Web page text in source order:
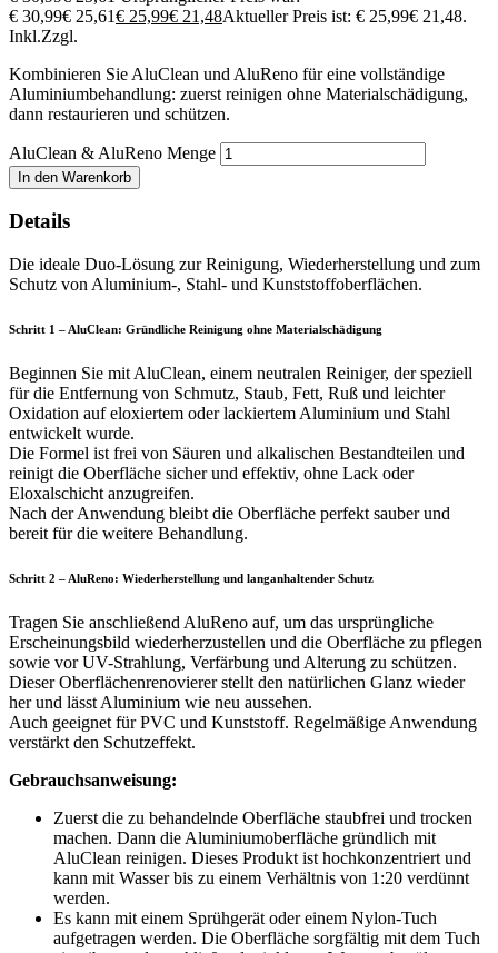
€ 30,99€ 25,61€ 25,99€ 21,48Aktueller Preis ist: € 25,99€ 21,48.
Inkl.Zzgl.
Kombinieren Sie AluClean und AluReno für eine vollständige
Aluminiumbehandlung: zuerst reinigen ohne Materialschädigung,
dann restaurieren und schützen.
AluClean & AluReno Menge
In den Warenkorb
Details
Die ideale Duo-Lösung zur Reinigung, Wiederherstellung und zum
Schutz von Aluminium-, Stahl- und Kunststoffoberflächen.
Schritt 1 – AluClean: Gründliche Reinigung ohne Materialschädigung
Beginnen Sie mit AluClean, einem neutralen Reiniger, der speziell
für die Entfernung von Schmutz, Staub, Fett, Ruß und leichter
Oxidation auf eloxiertem oder lackiertem Aluminium und Stahl
entwickelt wurde.
Die Formel ist frei von Säuren und alkalischen Bestandteilen und
reinigt die Oberfläche sicher und effektiv, ohne Lack oder
Eloxalschicht anzugreifen.
Nach der Anwendung bleibt die Oberfläche perfekt sauber und
bereit für die weitere Behandlung.
Schritt 2 – AluReno: Wiederherstellung und langanhaltender Schutz
Tragen Sie anschließend AluReno auf, um das ursprüngliche
Erscheinungsbild wiederherzustellen und die Oberfläche zu pflegen
sowie vor UV-Strahlung, Verfärbung und Alterung zu schützen.
Dieser Oberflächenrenovierer stellt den natürlichen Glanz wieder
her und lässt Aluminium wie neu aussehen.
Auch geeignet für PVC und Kunststoff. Regelmäßige Anwendung
verstärkt den Schutzeffekt.
Gebrauchsanweisung:
Zuerst die zu behandelnde Oberfläche staubfrei und trocken
machen. Dann die Aluminiumoberfläche gründlich mit
AluClean reinigen. Dieses Produkt ist hochkonzentriert und
kann mit Wasser bis zu einem Verhältnis von 1:20 verdünnt
werden.
Es kann mit einem Sprühgerät oder einem Nylon-Tuch
aufgetragen werden. Die Oberfläche sorgfältig mit dem Tuch